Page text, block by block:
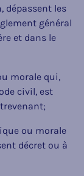
dépassent les
général
et dans le
morale qui,
civil, est
ou morale
décret ou à